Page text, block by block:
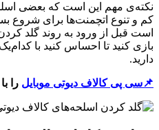
نکته‌ی مهم این است که بعضی
کم و تنوع اتچمنت‌ها برای شروع
است قبل از ورود به روند گلد
بازی کنید تا احساس کنید با
دارید.
📌سی پی کالاف دیوتی موبایل را